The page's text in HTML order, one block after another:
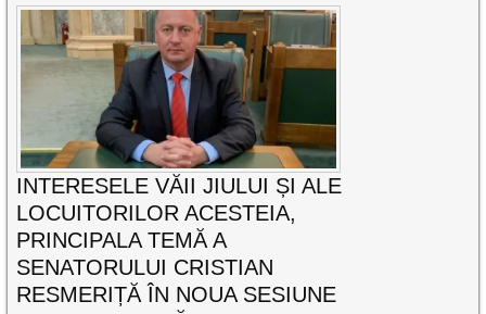
INTERESELE VĂII JIULUI ȘI ALE
LOCUITORILOR ACESTEIA,
PRINCIPALA TEMĂ A
SENATORULUI CRISTIAN
RESMERIȚĂ ÎN NOUA SESIUNE